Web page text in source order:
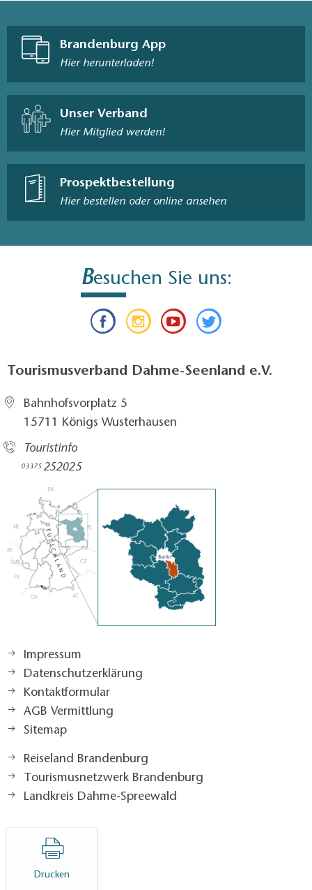
Brandenburg App
Hier herunterladen!
Unser Verband
Hier Mitglied werden!
Prospektbestellung
Hier bestellen oder online ansehen
Besuchen Sie uns:
Tourismusverband Dahme-Seenland e.V.
Bahnhofsvorplatz 5​
15711 Königs Wusterhausen
Touristinfo
03375252025​
Impressum
Datenschutzerklärung
Kontaktformular
AGB Vermittlung
Sitemap
Reiseland Brandenburg
Tourismusnetzwerk Brandenburg
Landkreis Dahme-Spreewald
Drucken